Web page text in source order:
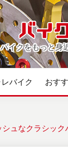
バイクをもっと身
バイク おす
ュなクラシック